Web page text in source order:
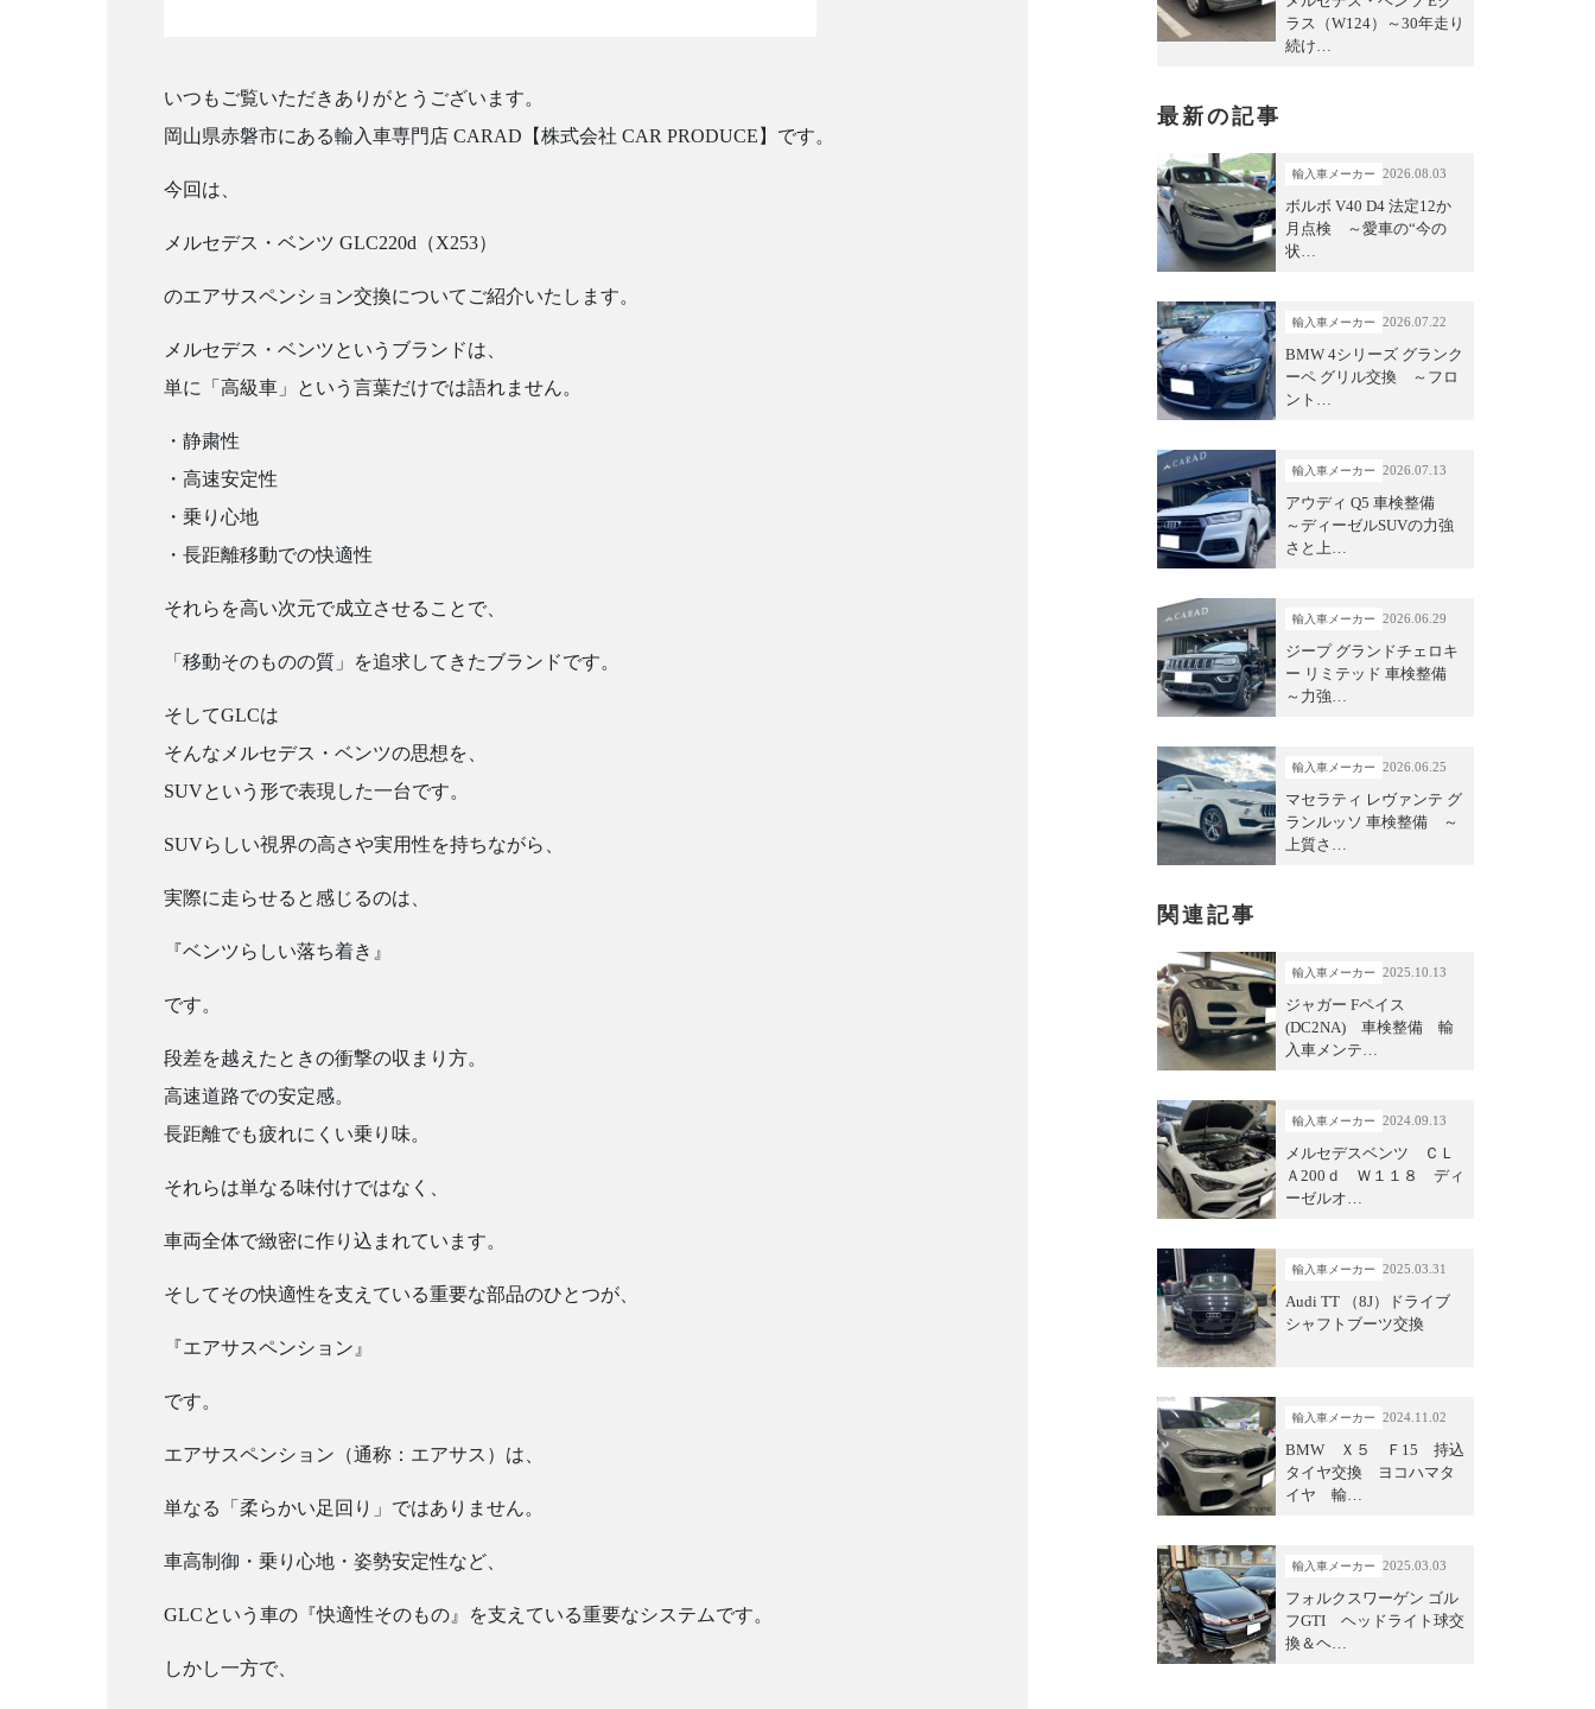
いつもご覧いただきありがとうございます。
岡山県赤磐市にある輸入車専門店 CARAD【株式会社 CAR PRODUCE】です。
今回は、
メルセデス・ベンツ GLC220d（X253）
のエアサスペンション交換についてご紹介いたします。
メルセデス・ベンツというブランドは、
単に「高級車」という言葉だけでは語れません。
・静粛性
・高速安定性
・乗り心地
・長距離移動での快適性
それらを高い次元で成立させることで、
「移動そのものの質」を追求してきたブランドです。
そしてGLCは
そんなメルセデス・ベンツの思想を、
SUVという形で表現した一台です。
SUVらしい視界の高さや実用性を持ちながら、
実際に走らせると感じるのは、
『ベンツらしい落ち着き』
です。
段差を越えたときの衝撃の収まり方。
高速道路での安定感。
長距離でも疲れにくい乗り味。
それらは単なる味付けではなく、
車両全体で緻密に作り込まれています。
そしてその快適性を支えている重要な部品のひとつが、
『エアサスペンション』
です。
エアサスペンション（通称：エアサス）は、
単なる「柔らかい足回り」ではありません。
車高制御・乗り心地・姿勢安定性など、
GLCという車の『快適性そのもの』を支えている重要なシステムです。
しかし一方で、
ラス（W124）～30年走り
続け…
最新の記事
輸入車メーカー 2026.08.03
ボルボ V40 D4 法定12か
月点検 ～愛車の“今の
状…
輸入車メーカー 2026.07.22
BMW 4シリーズ グランク
ーペ グリル交換 ～フロ
ント…
輸入車メーカー 2026.07.13
アウディ Q5 車検整備
～ディーゼルSUVの力強
さと上…
輸入車メーカー 2026.06.29
ジープ グランドチェロキ
ー リミテッド 車検整備
～力強…
輸入車メーカー 2026.06.25
マセラティ レヴァンテ グ
ランルッソ 車検整備 ～
上質さ…
関連記事
輸入車メーカー 2025.10.13
ジャガー Fペイス
(DC2NA) 車検整備 輸
入車メンテ…
輸入車メーカー 2024.09.13
メルセデスベンツ ＣＬ
Ａ200ｄ Ｗ１１８ ディ
ーゼルオ…
輸入車メーカー 2025.03.31
Audi TT （8J）ドライブ
シャフトブーツ交換
輸入車メーカー 2024.11.02
BMW Ｘ５ Ｆ15 持込
タイヤ交換 ヨコハマタ
イヤ 輸…
輸入車メーカー 2025.03.03
フォルクスワーゲン ゴル
フGTI ヘッドライト球交
換＆ヘ…